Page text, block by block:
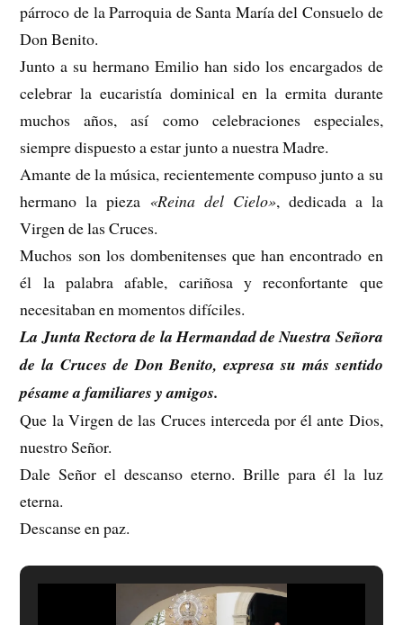
párroco de la Parroquia de Santa María del Consuelo de
Don Benito.
Junto a su hermano Emilio han sido los encargados de
celebrar la eucaristía dominical en la ermita durante
muchos años, así como celebraciones especiales,
siempre dispuesto a estar junto a nuestra Madre.
Amante de la música, recientemente compuso junto a su
hermano la pieza «Reina del Cielo», dedicada a la
Virgen de las Cruces.
Muchos son los dombenitenses que han encontrado en
él la palabra afable, cariñosa y reconfortante que
necesitaban en momentos difíciles.
La Junta Rectora de la Hermandad de Nuestra Señora
de la Cruces de Don Benito, expresa su más sentido
pésame a familiares y amigos.
Que la Virgen de las Cruces interceda por él ante Dios,
nuestro Señor.
Dale Señor el descanso eterno. Brille para él la luz
eterna.
Descanse en paz.